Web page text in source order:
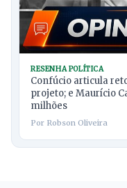
RESENHA POLÍTICA
Confúcio articula
projeto; e Maurício
milhões
Por Robson Oliveira